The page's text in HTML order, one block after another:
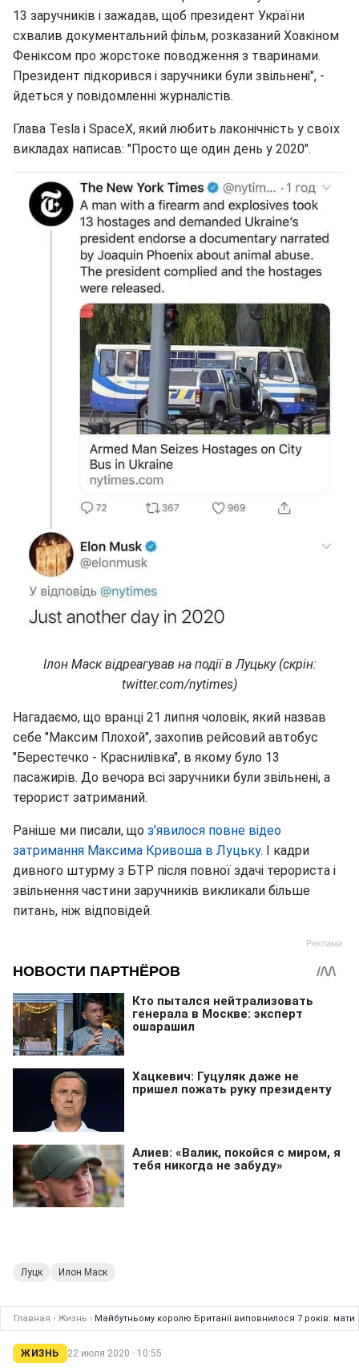
13 заручників і зажадав, щоб президент України
схвалив документальний фільм, розказаний Хоакіном
Феніксом про жорстоке поводження з тваринами.
Президент підкорився і заручники були звільнені", -
йдеться у повідомленні журналістів.
Глава Tesla і SpaceX, який любить лаконічність у своїх
викладах написав: "Просто ще один день у 2020".
Ілон Маск відреагував на події в Луцьку (скрін:
twitter.com/nytimes)
Нагадаємо, що вранці 21 липня чоловік, який назвав
себе "Максим Плохой", захопив рейсовий автобус
"Берестечко - Краснилівка", в якому було 13
пасажирів. До вечора всі заручники були звільнені, а
терорист затриманий.
Раніше ми писали, що з'явилося повне відео
затримання Максима Кривоша в Луцьку. І кадри
дивного штурму з БТР після повної здачі терориста і
звільнення частини заручників викликали більше
питань, ніж відповідей.
Луцк Илон Маск
Главная › Жизнь › Майбутньому королю Британії виповнилося 7 років:
ЖИЗНЬ 22 июля 2020 · 10:55